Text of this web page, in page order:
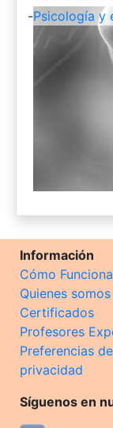
-Psicología y
Información
Cómo
Quienes somos
Certificados
Profesores
Preferencias de
privacidad
Síguenos en